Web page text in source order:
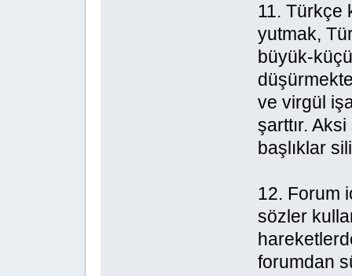
11. Türkçe
yutmak,
büyük-
ve virgül
şarttır.
başlıklar
12. Forum
sözler
forumdan